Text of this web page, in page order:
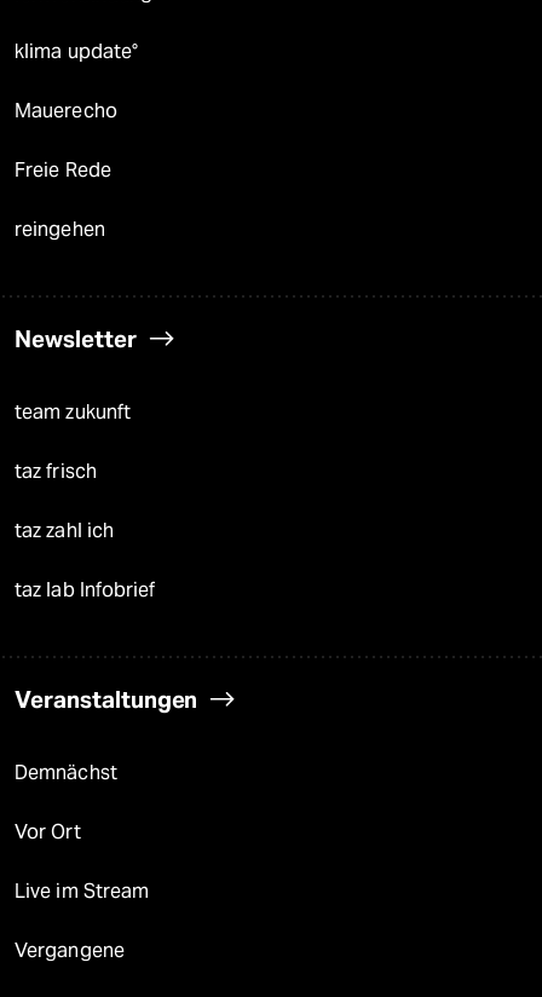
klima update°
Mauerecho
Freie Rede
reingehen
Newsletter
team zukunft
taz frisch
taz zahl ich
taz lab Infobrief
Veranstaltungen
Demnächst
Vor Ort
Live im Stream
Vergangene